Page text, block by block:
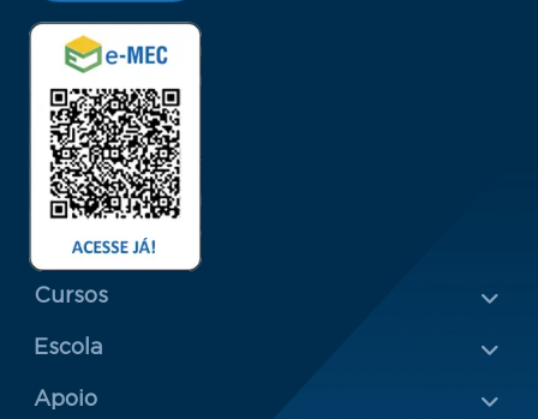
Menu Rodapé 1
Cursos
Escola
Rodapé 2
Apoio